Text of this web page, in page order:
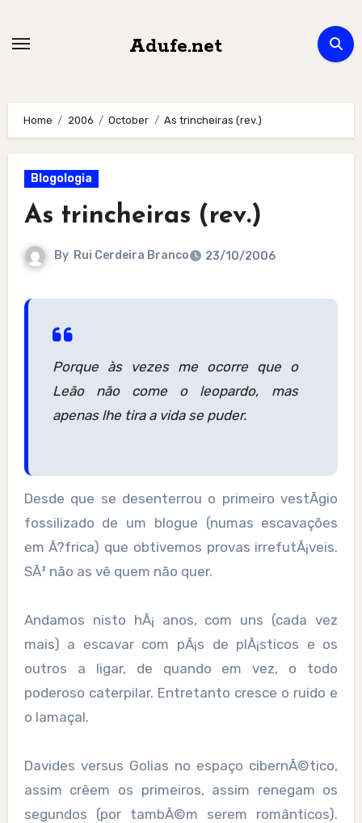
Adufe.net
Home 2006 October As trincheiras (rev.)
Blogologia
As trincheiras (rev.)
By Rui Cerdeira Branco 23/10/2006
Porque às vezes me ocorre que o
Leão não come o leopardo, mas
apenas lhe tira a vida se puder.
Desde que se desenterrou o primeiro vestÃ­gio
fossilizado de um blogue (numas escavações
em Ã?frica) que obtivemos provas irrefutÃ¡veis.
SÃ³ não as vê quem não quer.
Andamos nisto hÃ¡ anos, com uns (cada vez
mais) a escavar com pÃ¡s de plÃ¡sticos e os
outros a ligar, de quando em vez, o todo
poderoso caterpilar. Entretanto cresce o ruido e
o lamaçal.
Davides versus Golias no espaço cibernÃ©tico,
assim crêem os primeiros, assim renegam os
segundos (por tambÃ©m serem românticos).